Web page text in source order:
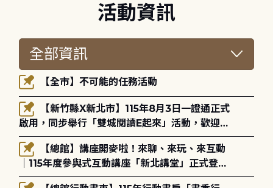
活動資訊
【全市】不可能的任務活動
啟用，同步舉行「雙城閱讀E起來」活動，歡迎踴
躍參加(115年8月3日至10月4日)。
｜115年度參與式互動講座「新北講堂」正式登
場！